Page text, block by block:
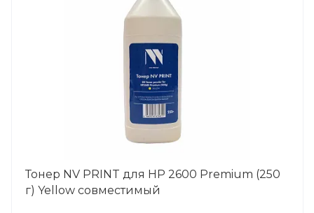
Тонер NV PRINT для HP 2600 Premium (250
г) Yellow совместимый